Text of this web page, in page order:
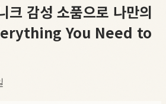
크 감성 소품으로 나만의
You Need to